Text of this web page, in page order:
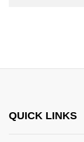
QUICK LINKS